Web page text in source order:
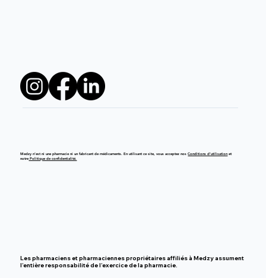
Les pharmaciens et pharmaciennes propriétaires affiliés à Medzy assument
l’entière responsabilité de l’exercice de la pharmacie.
Medzy n’est ni une pharmacie ni un fabricant de médicaments. En utilisant ce site, vous acceptez nosConditions d’utilisation et
notrePolitique de confidentialité.